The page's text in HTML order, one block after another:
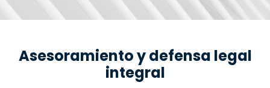
Asesoramiento y defensa legal
integral